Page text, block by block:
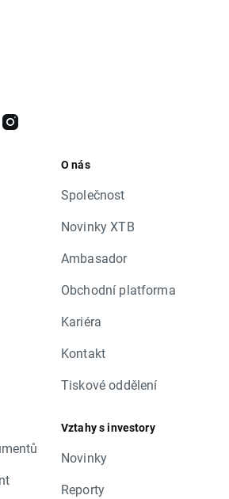
O nás
Společnost
Novinky XTB
Ambasador
Obchodní platforma
Kariéra
Kontakt
Tiskové oddělení
Vztahy s investory
Novinky
Reporty